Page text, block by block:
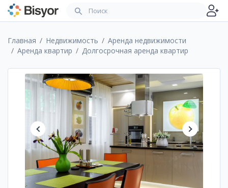
Главная Недвижимость
Аренда недвижимости
Аренда квартир
Долгосрочная аренда квартир